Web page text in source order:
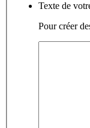
Texte de
Pour créer